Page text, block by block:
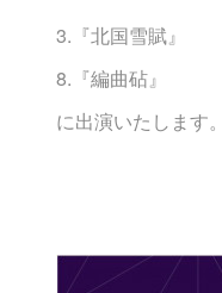
3.『北国雪賦』
8.『編曲砧』
に出演いたします。